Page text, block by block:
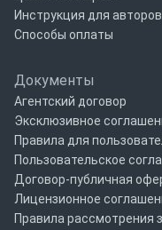
Инструкция для авторов
Способы оплаты
Документы
Агентский договор
Эксклюзивное
Правила для
Пользовательское
Договор-публичная
Лицензионное
Правила рассмотрения